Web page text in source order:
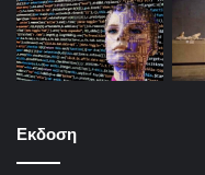
Εκδοση